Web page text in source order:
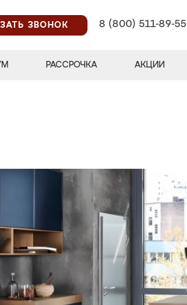
ЗВОНОК
8 (800) 511-89-55
РАССРОЧКА АКЦИИ